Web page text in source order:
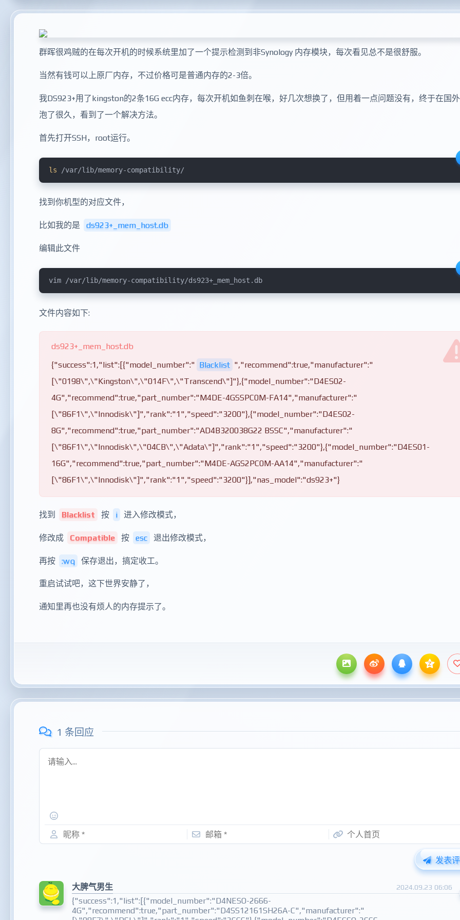
群晖很鸡贼的在每次开机的时候系统里加了一个提示检测到非Synology 内存模块，每次看见总不是很舒服。
当然有钱可以上原厂内存，不过价格可是普通内存的2-3倍。
我DS923+用了kingston的2条16G ecc内存，每次开机如鱼刺在喉，好几次想换了，但用着一点问题没有，终于在国
泡了很久，看到了一个解决方法。
首先打开SSH，root运行。
ls /var/lib/memory-compatibility/
找到你机型的对应文件，
比如我的是 ds923+_mem_host.db
编辑此文件
vim /var/lib/memory-compatibility/ds923+_mem_host.db
文件内容如下:
ds923+_mem_host.db
{"success":1,"list":[{"model_number":" Blacklist ","recommend":true,"manufacturer":"
[\"0198\",\"Kingston\",\"014F\",\"Transcend\"]"},{"model_number":"D4ES02-
4G","recommend":true,"part_number":"M4DE-4GSSPC0M-FA14","manufacturer":"
[\"86F1\",\"Innodisk\"]","rank":"1","speed":"3200"},{"model_number":"D4ES02-
8G","recommend":true,"part_number":"AD4B320038G22 BSSC","manufacturer":"
[\"86F1\",\"Innodisk\",\"04CB\",\"Adata\"]","rank":"1","speed":"3200"},{"model_number":"D4ES01-
16G","recommend":true,"part_number":"M4DE-AGS2PC0M-AA14","manufacturer":"
[\"86F1\",\"Innodisk\"]","rank":"1","speed":"3200"}],"nas_model":"ds923+"}
找到 Blacklist 按 i 进入修改模式，
修改成 Compatible 按 esc 退出修改模式，
再按 :wq 保存退出，搞定收工。
重启试试吧，这下世界安静了，
通知里再也没有烦人的内存提示了。
z
1 条回应
发表
大脾气男生 2024.09.23 06:06
{"success":1,"list":[{"model_number":"D4NESO-2666-
4G","recommend":true,"part_number":"D4SS12161SH26A-C","manufacturer":"